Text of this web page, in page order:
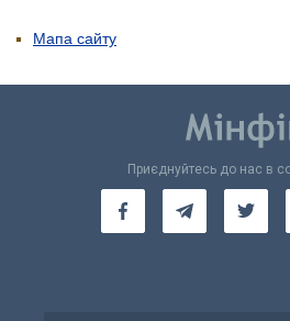
Мапа сайту
Приєднуйтесь до нас в